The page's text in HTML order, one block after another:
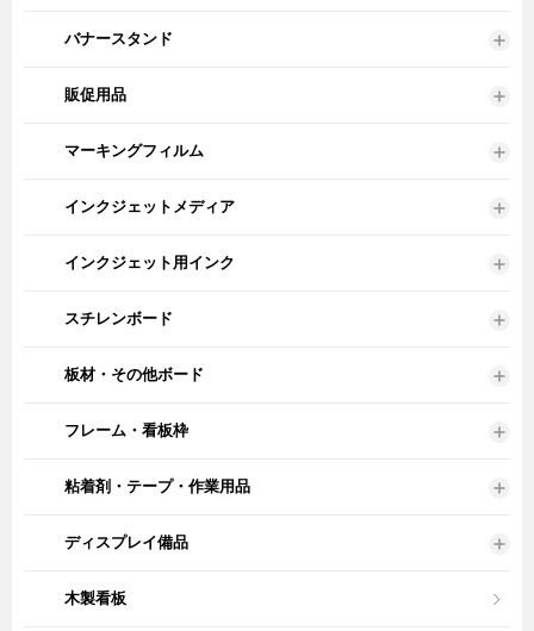
バナースタンド
販促用品
マーキングフィルム
インクジェットメディア
インクジェット用インク
スチレンボード
板材・その他ボード
フレーム・看板枠
粘着剤・テープ・作業用品
ディスプレイ備品
木製看板